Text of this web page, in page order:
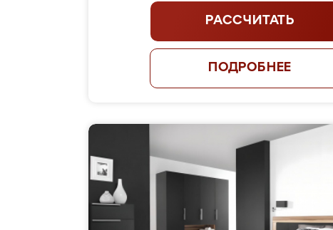
РАССЧИТАТЬ
ПОДРОБНЕЕ